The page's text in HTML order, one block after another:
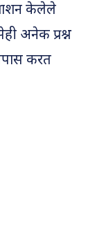
केलेले
अनेक प्रश्न
करत